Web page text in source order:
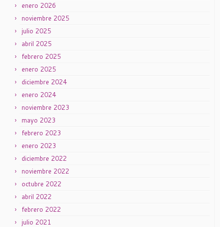
enero 2026
noviembre 2025
julio 2025
abril 2025
febrero 2025
enero 2025
diciembre 2024
enero 2024
noviembre 2023
mayo 2023
febrero 2023
enero 2023
diciembre 2022
noviembre 2022
octubre 2022
abril 2022
febrero 2022
julio 2021